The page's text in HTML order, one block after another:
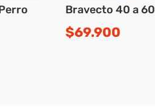
Bravecto 40 a 60
$69.900